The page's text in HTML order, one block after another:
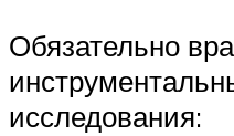
Обязательно
исследования: